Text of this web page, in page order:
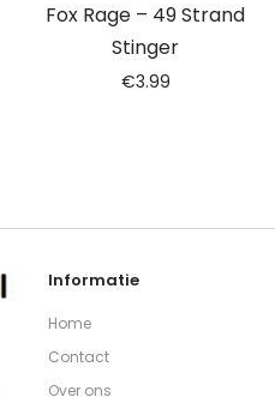
Fox Rage – 49 Strand
Stinger
€3.99
Informatie
Home
Contact
Over ons